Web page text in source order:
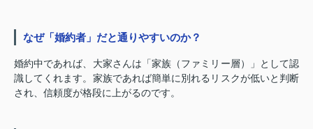
なぜ「婚約者」だと通りやすいのか？
婚約中であれば、大家さんは「家族（ファミリー層）」として認
識してくれます。家族であれば簡単に別れるリスクが低いと判断
され、信頼度が格段に上がるのです。